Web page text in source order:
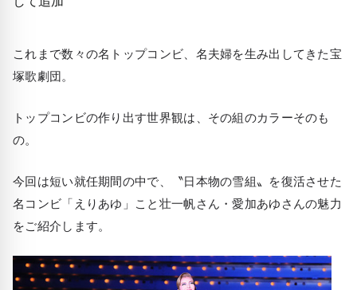
これまで数々の名トップコンビ、名夫婦を生み出してきた宝
塚歌劇団。
トップコンビの作り出す世界観は、その組のカラーそのも
の。
今回は短い就任期間の中で、〝日本物の雪組〟を復活させた
名コンビ「えりあゆ」こと壮一帆さん・愛加あゆさんの魅力
をご紹介します。